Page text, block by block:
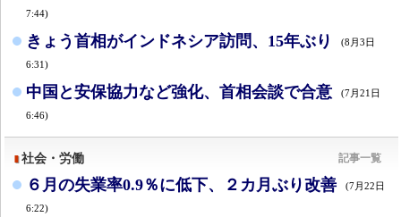
7:44)
きょう首相がインドネシア訪問、15年ぶり (8月3日
6:31)
中国と安保協力など強化、首相会談で合意 (7月21日
6:46)
社会・労働 記事一覧
６月の失業率0.9％に低下、２カ月ぶり改善 (7月22日
6:22)